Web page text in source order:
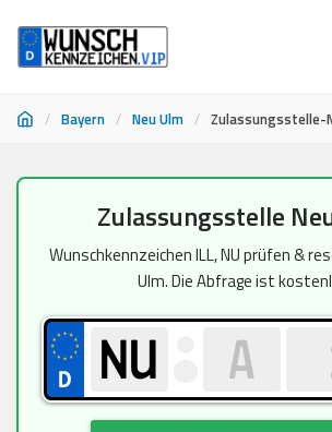
/ Bayern / Neu Ulm / Zulassungsstelle-
springen
Zulassungsstelle
Wunschkennzeichen ILL, NU prüfen &
Ulm. Die Abfrage ist